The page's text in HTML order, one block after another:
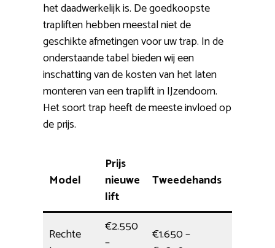
het daadwerkelijk is. De goedkoopste
trapliften hebben meestal niet de
geschikte afmetingen voor uw trap. In de
onderstaande tabel bieden wij een
inschatting van de kosten van het laten
monteren van een traplift in IJzendoorn.
Het soort trap heeft de meeste invloed op
de prijs.
Model
Prijs
nieuwe
lift
Tweedehands
Rechte
€2.550
–
€1.650 –